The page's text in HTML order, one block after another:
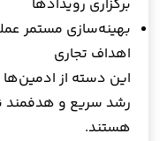
برگزاری رویدادها
بهینه‌سازی مستمر
اهداف تجاری
این دسته از
رشد سریع و هدفمند
هستند.